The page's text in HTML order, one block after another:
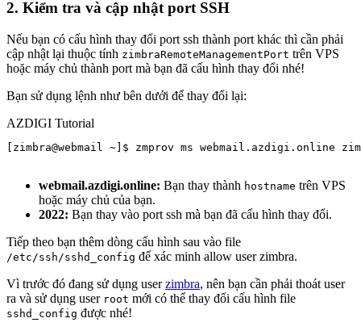
2. Kiểm tra và cập nhật port SSH
Nếu bạn có cấu hình thay đổi port ssh thành port khác thì cần phải
cập nhật lại thuộc tính zimbraRemoteManagementPort trên VPS
hoặc máy chủ thành port mà bạn đã cấu hình thay đổi nhé!
Bạn sử dụng lệnh như bên dưới để thay đổi lại:
AZDIGI Tutorial
[zimbra@webmail ~]$ zmprov ms webmail.azdigi.online
webmail.azdigi.online: Bạn thay thành hostname trên VPS
hoặc máy chủ của bạn.
2022: Bạn thay vào port ssh mà bạn đã cấu hình thay đổi.
Tiếp theo bạn thêm dòng cấu hình sau vào file
/etc/ssh/sshd_config để xác minh allow user zimbra.
Vì trước đó đang sử dụng userzimbra, nên bạn cần phải thoát user
ra và sử dụng user root mới có thể thay đổi cấu hình file
sshd_config được nhé!